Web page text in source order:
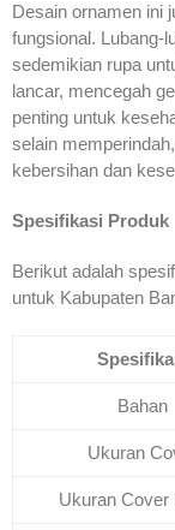
Desain ornamen ini
fungsional. Lubang-
sedemikian rupa
lancar, mencegah
penting untuk
selain
kebersihan dan
Spesifikasi Produk
Berikut adalah
untuk Kabupaten
Bahan
Ukuran
Ukuran Cover